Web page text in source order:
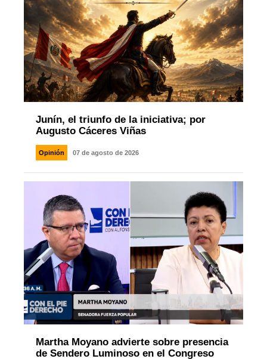
Junín, el triunfo de la iniciativa; por
Augusto Cáceres Viñas
Opinión 07 de agosto de 2026
Martha Moyano advierte sobre presencia
de Sendero Luminoso en el Congreso